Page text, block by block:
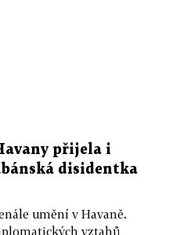
přijela i
disidentka
umění v Havaně.
vztahů